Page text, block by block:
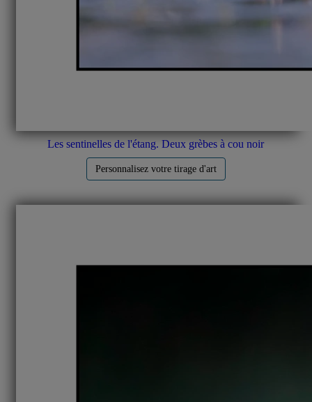
Les sentinelles de l'étang. Deux grèbes à cou noir
Personnalisez votre tirage d'art